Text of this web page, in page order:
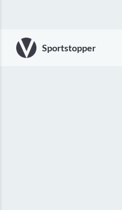
Sportstopper